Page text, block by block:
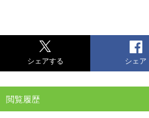
シェアする シェア
閲覧履歴